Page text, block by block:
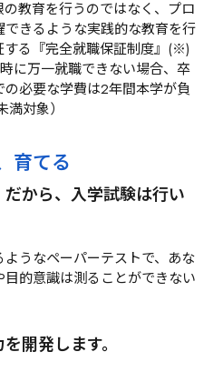
教育を行うのではなく、プロ
きるような実践的な教育を行
する『完全就職保証制度』(※)
に万一就職できない場合、卒
必要な学費は2年間本学が負
対象）
育てる
だから、入学試験は行い
うなペーパーテストで、あな
的意識は測ることができない
開発します。